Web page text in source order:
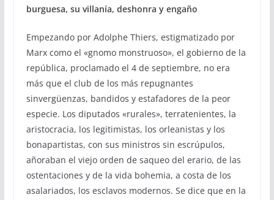
burguesa, su villanía, deshonra y engaño
Empezando por Adolphe Thiers, estigmatizado por
Marx como el «gnomo monstruoso», el gobierno de la
república, proclamado el 4 de septiembre, no era
más que el club de los más repugnantes
sinvergüenzas, bandidos y estafadores de la peor
especie. Los diputados «rurales», terratenientes, la
aristocracia, los legitimistas, los orleanistas y los
bonapartistas, con sus ministros sin escrúpulos,
añoraban el viejo orden de saqueo del erario, de las
ostentaciones y de la vida bohemia, a costa de los
asalariados, los esclavos modernos. Se dice que en la